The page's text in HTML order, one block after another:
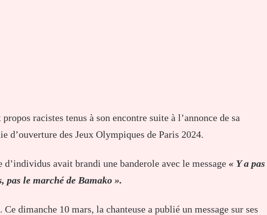
racistes tenus à son encontre suite à l’annonce de sa
d’ouverture des Jeux Olympiques de Paris 2024.
avait brandi une banderole avec le message « Y a pas
pas le marché de Bamako ».
dimanche 10 mars, la chanteuse a publié un message sur ses